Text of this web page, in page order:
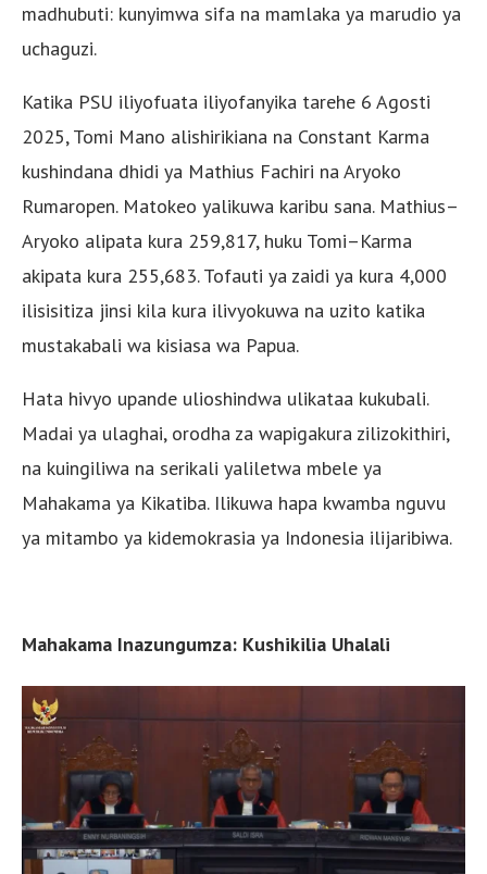
madhubuti: kunyimwa sifa na mamlaka ya marudio ya
uchaguzi.
Katika PSU iliyofuata iliyofanyika tarehe 6 Agosti
2025, Tomi Mano alishirikiana na Constant Karma
kushindana dhidi ya Mathius Fachiri na Aryoko
Rumaropen. Matokeo yalikuwa karibu sana. Mathius–
Aryoko alipata kura 259,817, huku Tomi–Karma
akipata kura 255,683. Tofauti ya zaidi ya kura 4,000
ilisisitiza jinsi kila kura ilivyokuwa na uzito katika
mustakabali wa kisiasa wa Papua.
Hata hivyo upande ulioshindwa ulikataa kukubali.
Madai ya ulaghai, orodha za wapigakura zilizokithiri,
na kuingiliwa na serikali yaliletwa mbele ya
Mahakama ya Kikatiba. Ilikuwa hapa kwamba nguvu
ya mitambo ya kidemokrasia ya Indonesia ilijaribiwa.
Mahakama Inazungumza: Kushikilia Uhalali